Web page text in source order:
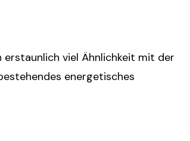
erstaunlich viel Ähnlichkeit mit der
energetisches